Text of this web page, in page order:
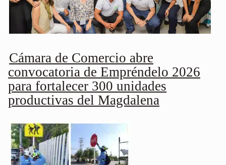
Cámara de Comercio abre
convocatoria de Empréndelo 2026
para fortalecer 300 unidades
productivas del Magdalena